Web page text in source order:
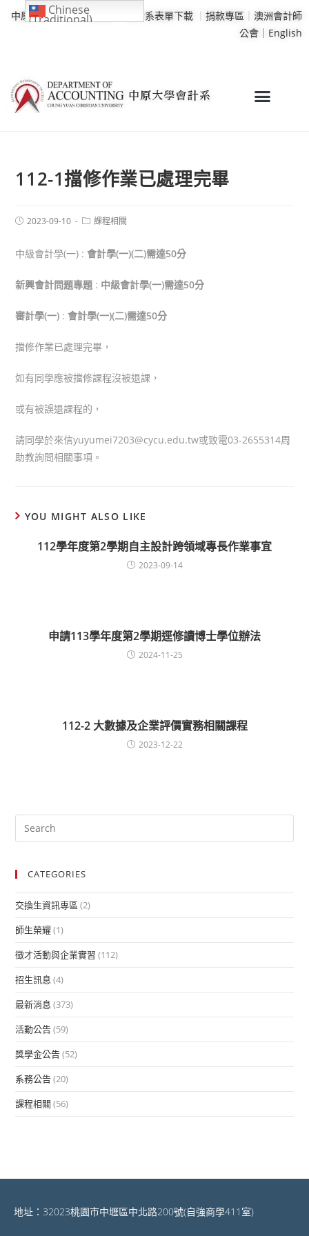
中原大學｜學校行事曆 會計系表單下載 ｜ 捐款專區 ｜ 澳洲會計師
公會｜ English
112-1擋修作業已處理完畢
2023-09-10 課程相關
中級會計學(一) :會計學(一)(二)需達50分
新興會計問題專題 : 中級會計學(一)需達50分
審計學(一) :會計學(一)(二)需達50分
擋修作業已處理完畢，
如有同學應被擋修課程沒被退課，
或有被誤退課程的，
請同學於來信yuyumei7203@cycu.edu.tw或致電03-2655314周
助教詢問相關事項。
YOU MIGHT ALSO LIKE
112學年度第2學期自主設計跨領域專長作業事宜
2023-09-14
申請113學年度第2學期逕修讀博士學位辦法
2024-11-25
112-2 大數據及企業評價實務相關課程
2023-12-22
CATEGORIES
交換生資訊專區 (2)
師生榮耀(1)
徵才活動與企業實習 (112)
招生訊息 (4)
最新消息 (373)
活動公告(59)
獎學金公告(52)
系務公告(20)
課程相關 (56)
地址：32023桃園市中壢區中北路200號(自強商學411室)
Chinese
(Traditional)